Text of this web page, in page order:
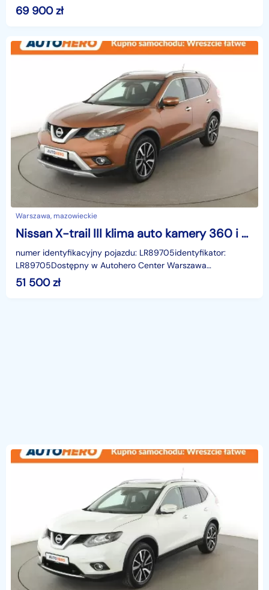
uczciwym udokumentowanym przebiegiem i historią pojazdu
69 900zł
Warszawa, mazowieckie
Nissan X-trail III klima auto kamery 360 i czujniki parkowania grzane fotele navi
numer identyfikacyjny pojazdu: LR89705identyfikator:
LR89705Dostępny w Autohero Center Warszawa
MłocinyUWAGA!Jako jedyni w Polsce oferujemy możliwość
oględzin n
51 500zł